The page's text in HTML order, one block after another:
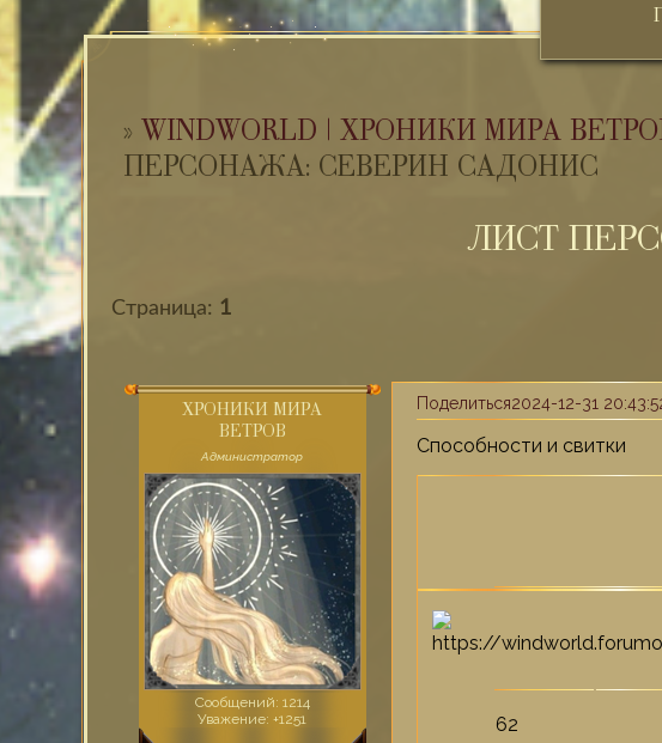
» WINDWORLD | ХРОНИКИ МИРА
ПЕРСОНАЖА: СЕВЕРИН САДОНИС
ЛИСТ
Страница: 1
Поделиться2024-12-31
ХРОНИКИ МИРА
ВЕТРОВ
Администратор
Сообщений: 1214
Уважение: +1251
Способности и свитки
62